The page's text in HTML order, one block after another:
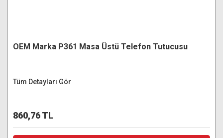
OEM Marka P361 Masa Üstü Telefon Tutucusu
Tüm Detayları Gör
860,76 TL